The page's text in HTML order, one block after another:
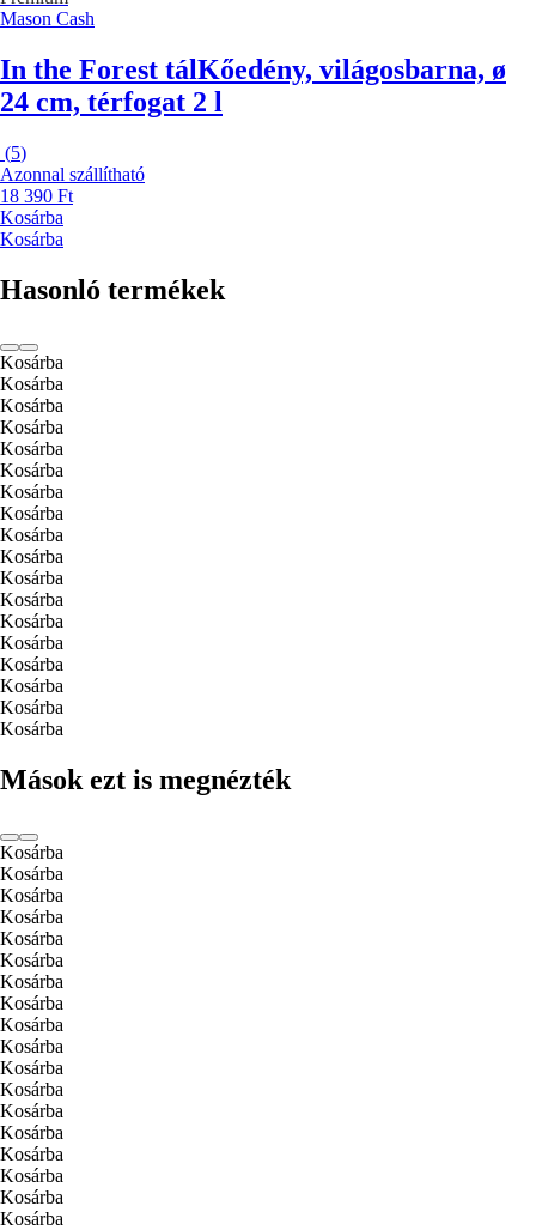
Mason Cash
In the Forest tálKőedény, világosbarna, ø
24 cm, térfogat 2 l
(5)
Azonnal szállítható
18 390 Ft
Kosárba
Kosárba
Hasonló termékek
Kosárba
Kosárba
Kosárba
Kosárba
Kosárba
Kosárba
Kosárba
Kosárba
Kosárba
Kosárba
Kosárba
Kosárba
Kosárba
Kosárba
Kosárba
Kosárba
Kosárba
Kosárba
Mások ezt is megnézték
Kosárba
Kosárba
Kosárba
Kosárba
Kosárba
Kosárba
Kosárba
Kosárba
Kosárba
Kosárba
Kosárba
Kosárba
Kosárba
Kosárba
Kosárba
Kosárba
Kosárba
Kosárba